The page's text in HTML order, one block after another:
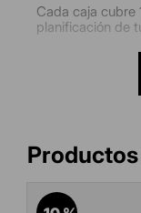
Cada caja cubre
planificación de
¿Dónde usarlo?
Beneficios
Diseño